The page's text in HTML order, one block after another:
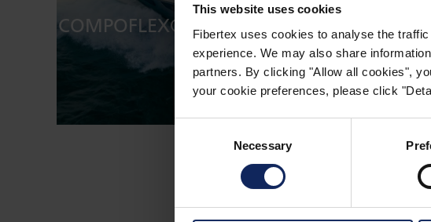
This website uses cookies
Fibertex uses cookies to analyse the
experience. We may also share
partners. By clicking "Allow all cookies",
your cookie preferences, please click
Consent
Necessary
COMPOFLEX® RF 3 – VÍCE NEŽ